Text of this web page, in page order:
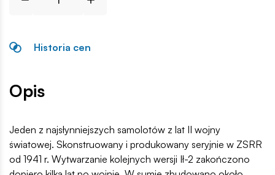
Historia cen
Opis
Jeden z najsłynniejszych samolotów z lat II wojny
światowej. Skonstruowany i produkowany seryjnie w ZSRR
od 1941 r. Wytwarzanie kolejnych wersji Ił-2 zakończono